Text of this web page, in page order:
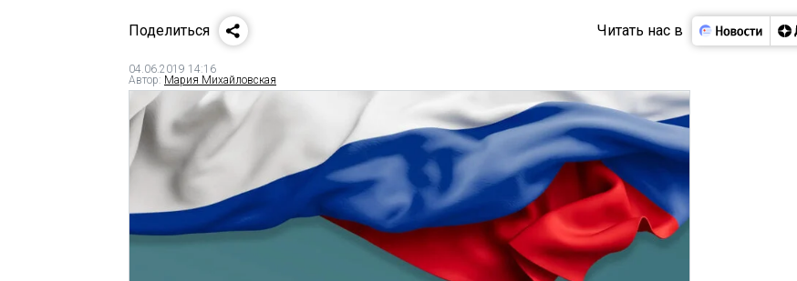
Поделиться Читать нас в
04.06.2019 14:16
Автор: Мария Михайловская